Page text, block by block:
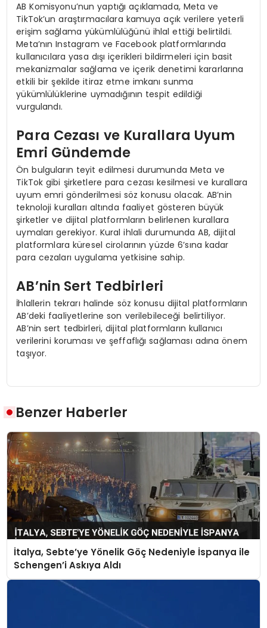
AB Komisyonu’nun yaptığı açıklamada, Meta ve
TikTok’un araştırmacılara kamuya açık verilere yeterli
erişim sağlama yükümlülüğünü ihlal ettiği belirtildi.
Meta’nın Instagram ve Facebook platformlarında
kullanıcılara yasa dışı içerikleri bildirmeleri için basit
mekanizmalar sağlama ve içerik denetimi kararlarına
etkili bir şekilde itiraz etme imkanı sunma
yükümlülüklerine uymadığının tespit edildiği
vurgulandı.
Para Cezası ve Kurallara Uyum
Emri Gündemde
Ön bulguların teyit edilmesi durumunda Meta ve
TikTok gibi şirketlere para cezası kesilmesi ve kurallara
uyum emri gönderilmesi söz konusu olacak. AB’nin
teknoloji kuralları altında faaliyet gösteren büyük
şirketler ve dijital platformların belirlenen kurallara
uymaları gerekiyor. Kural ihlali durumunda AB, dijital
platformlara küresel cirolarının yüzde 6’sına kadar
para cezaları uygulama yetkisine sahip.
AB’nin Sert Tedbirleri
İhlallerin tekrarı halinde söz konusu dijital platformların
AB’deki faaliyetlerine son verilebileceği belirtiliyor.
AB’nin sert tedbirleri, dijital platformların kullanıcı
verilerini koruması ve şeffaflığı sağlaması adına önem
taşıyor.
Benzer Haberler
İtalya, Sebte’ye Yönelik Göç Nedeniyle İspanya ile
Schengen’i Askıya Aldı